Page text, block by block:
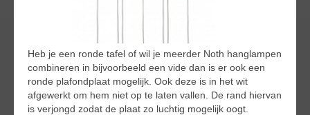
Heb je een ronde tafel of wil je meerder Noth hanglampen
combineren in bijvoorbeeld een vide dan is er ook een
ronde plafondplaat mogelijk. Ook deze is in het wit
afgewerkt om hem niet op te laten vallen. De rand hiervan
is verjongd zodat de plaat zo luchtig mogelijk oogt.